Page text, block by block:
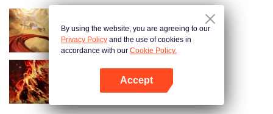
ศึกพิชิตสวรรค์
ตำนานเทพวานรสวรรค์
By using the website, you are agreeing to our
Privacy Policy and the use of cookies in
accordance with our Cookie Policy.
Accept